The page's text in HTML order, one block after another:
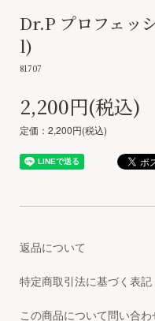
Dr.P プロフェッ
l)
81707
2,200円(税込)
定価：2,200円(税込)
返品について
特定商取引法に基づく表記
この商品について問い合わ